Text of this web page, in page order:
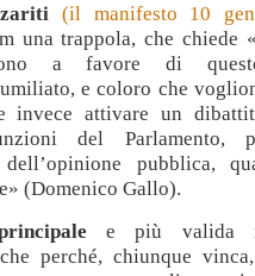
(il manifesto 10
una trappola, che chiede
a favore di questo
e coloro che
invece attivare un
del Parlamento,
dell’opinione pubblica,
(Domenico Gallo).
e più valida
perché, chiunque